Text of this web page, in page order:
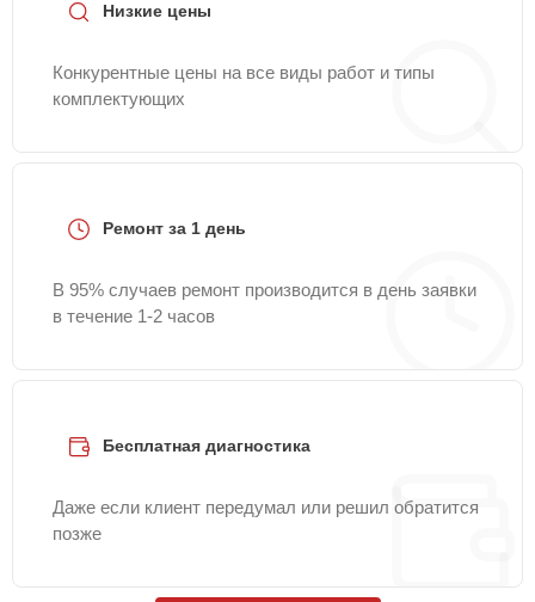
Низкие цены
Конкурентные цены на все виды работ и типы
комплектующих
Ремонт за 1 день
В 95% случаев ремонт производится в день заявки
в течение 1-2 часов
Бесплатная диагностика
Даже если клиент передумал или решил обратится
позже